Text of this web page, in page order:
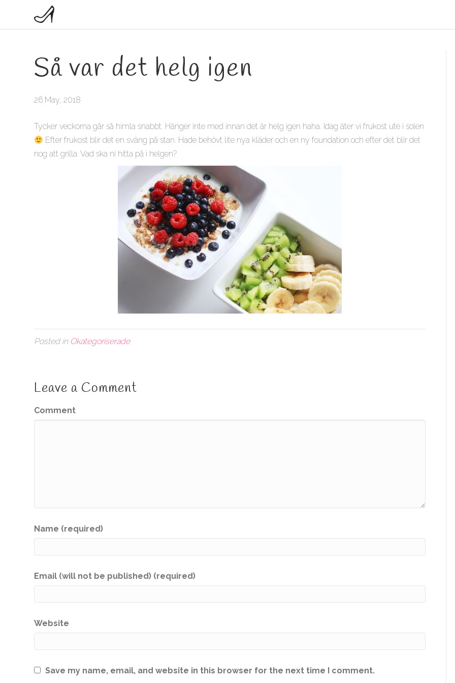
Så var det helg igen
26 May, 2018
Tycker veckorna går så himla snabbt. Hänger inte med innan det är helg igen haha. Idag äter vi frukost ute i solen
Efter frukost blir det en sväng på stan. Hade behövt lite nya kläder och en ny foundation och efter det blir det
nog att grilla. Vad ska ni hitta på i helgen?
Posted in Okategoriserade
Leave a Comment
Comment
Name (required)
Email (will not be published) (required)
Website
Save my name, email, and website in this browser for the next time I comment.